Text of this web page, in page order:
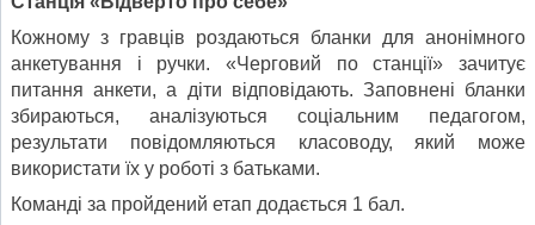
Кожному з гравців роздаються бланки для анонімного
анкетування і ручки. «Черговий по станції» зачитує
питання анкети, а діти відповідають. Заповнені бланки
збираються, аналізуються соціальним педагогом,
результати повідомляються класоводу, який може
використати їх у роботі з батьками.
Команді за пройдений етап додається 1 бал.